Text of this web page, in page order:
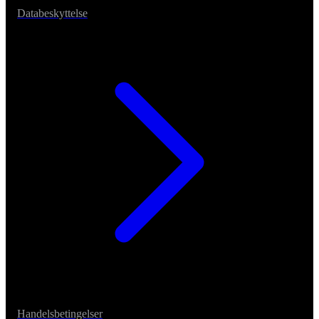
Databeskyttelse
Handelsbetingelser